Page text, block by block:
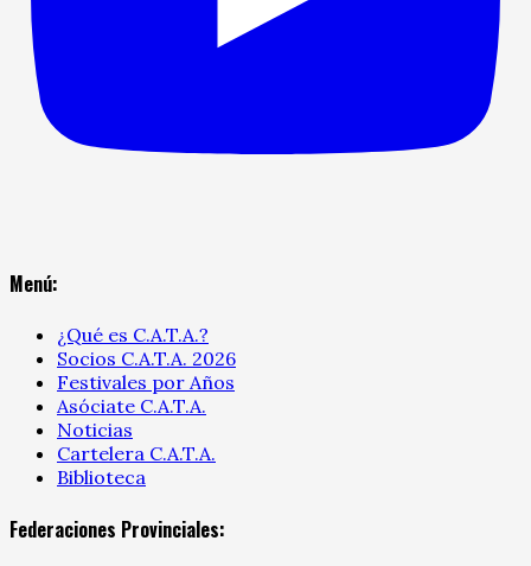
Menú:
¿Qué es C.A.T.A.?
Socios C.A.T.A. 2026
Festivales por Años
Asóciate C.A.T.A.
Noticias
Cartelera C.A.T.A.
Biblioteca
Federaciones Provinciales: